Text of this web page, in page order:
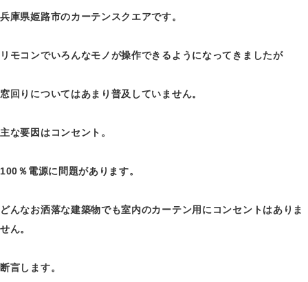
兵庫県姫路市のカーテンスクエアです。
リモコンでいろんなモノが操作できるようになってきましたが
窓回りについてはあまり普及していません。
主な要因はコンセント。
100％電源に問題があります。
どんなお洒落な建築物でも室内のカーテン用にコンセントはありま
せん。
断言します。